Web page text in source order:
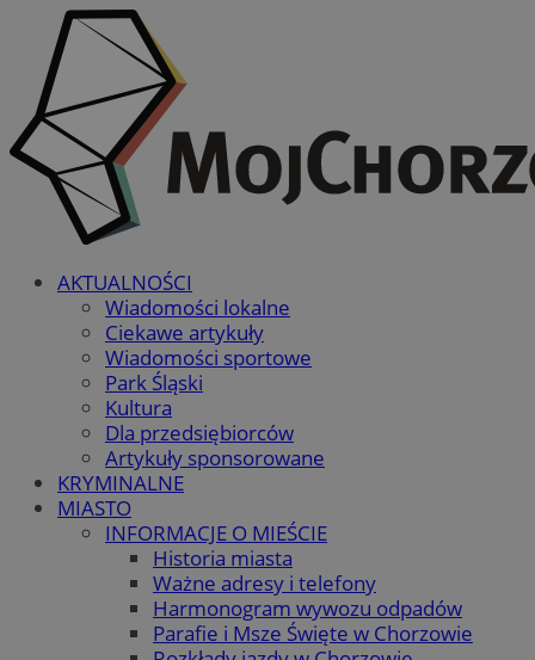
AKTUALNOŚCI
Wiadomości lokalne
Ciekawe artykuły
Wiadomości sportowe
Park Śląski
Kultura
Dla przedsiębiorców
Artykuły sponsorowane
KRYMINALNE
MIASTO
INFORMACJE O MIEŚCIE
Historia miasta
Ważne adresy i telefony
Harmonogram wywozu odpadów
Parafie i Msze Święte w Chorzowie